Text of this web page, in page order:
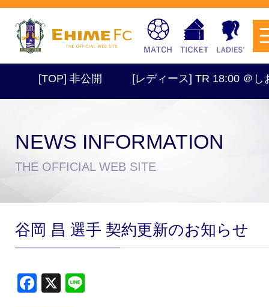
クラブ・会社情報
チケットを購入
[TOP] 非公開 [レディース] TR 18:00 ＠しおさ
NEWS INFORMATION
THE OFFICIAL WEB SITE
谷岡 昌 選手 契約更新のお知らせ
Facebook
X